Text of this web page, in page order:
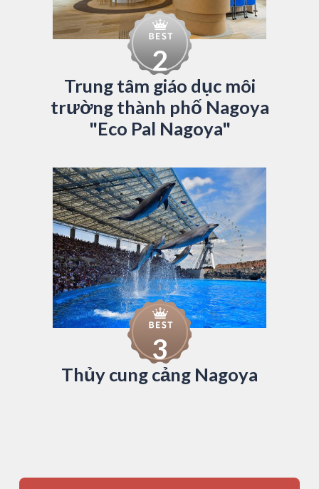
2
Trung tâm giáo dục môi
trường thành phố Nagoya
"Eco Pal Nagoya"
3
Thủy cung cảng Nagoya